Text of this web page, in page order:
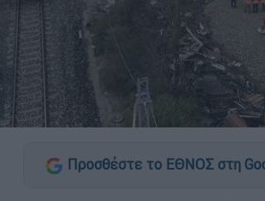
Προσθέστε το ΕΘΝΟΣ στη